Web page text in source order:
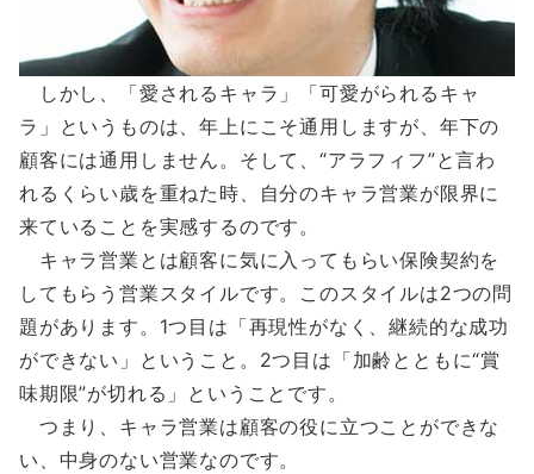
しかし、「愛されるキャラ」「可愛がられるキャ
ラ」というものは、年上にこそ通用しますが、年下の
顧客には通用しません。そして、“アラフィフ”と言わ
れるくらい歳を重ねた時、自分のキャラ営業が限界に
来ていることを実感するのです。
キャラ営業とは顧客に気に入ってもらい保険契約を
してもらう営業スタイルです。このスタイルは2つの問
題があります。1つ目は「再現性がなく、継続的な成功
ができない」ということ。2つ目は「加齢とともに“賞
味期限”が切れる」ということです。
つまり、キャラ営業は顧客の役に立つことができな
い、中身のない営業なのです。